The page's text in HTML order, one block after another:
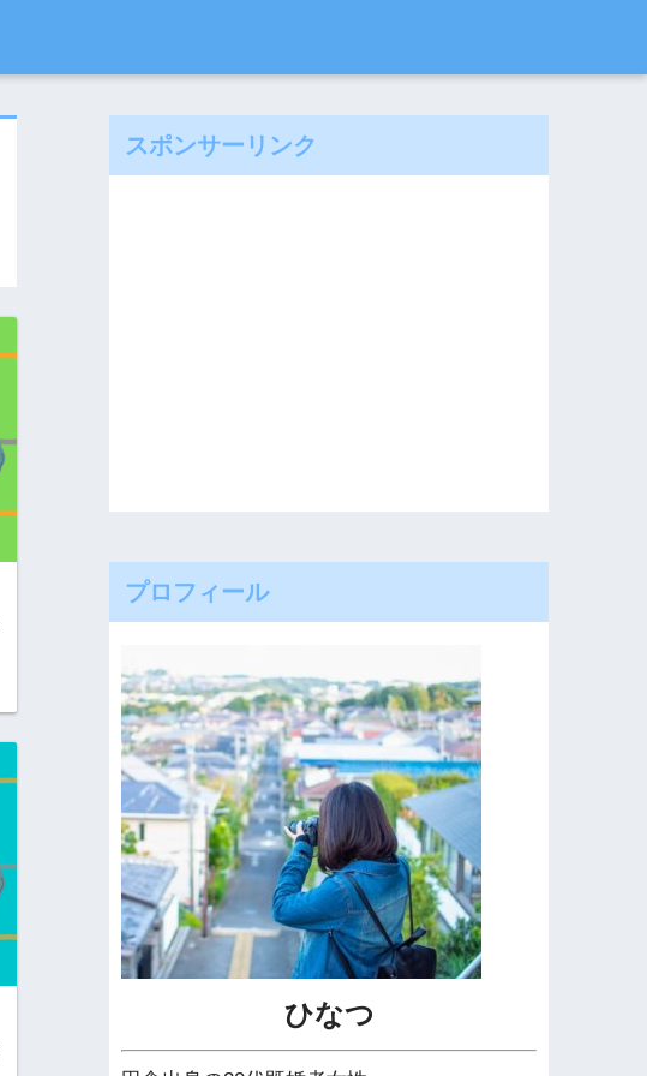
スポンサーリンク
プロフィール
ひなつ